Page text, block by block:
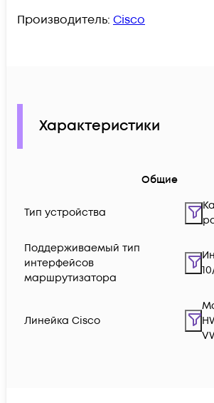
Производитель: Cisco
Характеристики
Общие
Тип устройства
Поддерживаемый тип
интерфейсов
маршрутизатора
Линейка Cisco